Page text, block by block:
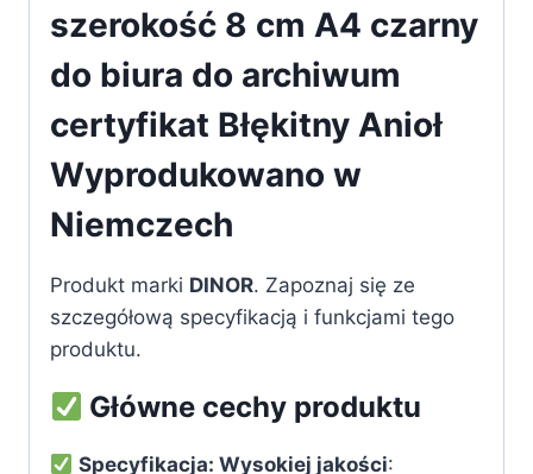
szerokość 8 cm A4 czarny
do biura do archiwum
certyfikat Błękitny Anioł
Wyprodukowano w
Niemczech
Produkt marki DINOR. Zapoznaj się ze
szczegółową specyfikacją i funkcjami tego
produktu.
Główne cechy produktu
Specyfikacja: Wysokiej jakości: